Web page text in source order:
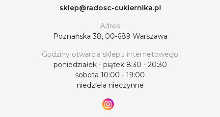
sklep@radosc-cukiernika.pl
Adres
Poznańska 38, 00-689 Warszawa
Godziny otwarcia sklepu internetowego
poniedziałek - piątek 8:30 - 20:30
sobota 10:00 - 19:00
niedziela nieczynne